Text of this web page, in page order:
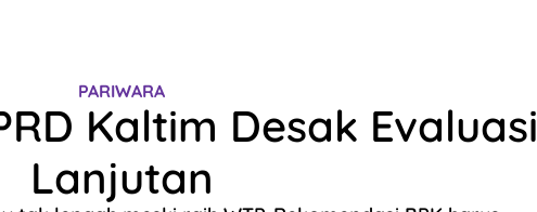
PARIWARA
Kaltim Desak Evaluasi
Lanjutan